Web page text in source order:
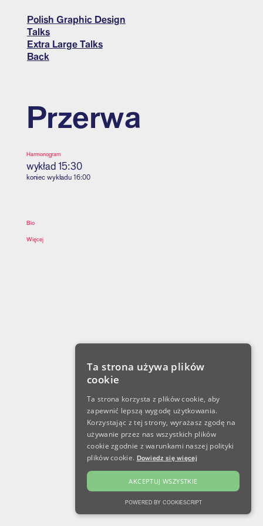
Polish Graphic Design
Talks
Extra Large Talks
Back
Przerwa
Harmonogram
wykład15:30
koniec wykładu 16:00
Bio
Więcej
Ta strona używa plików
cookie
Ta strona korzysta z plików cookie, aby
zapewnić lepszą wygodę użytkowania.
Korzystając z tej strony, wyrażasz zgodę na
używanie przez nas wszystkich plików
cookie zgodnie z warunkami naszej polityki
plików cookie. Dowiedz się więcej
AKCEPTUJ WSZYSTKIE
POWERED BY COOKIESCRIPT